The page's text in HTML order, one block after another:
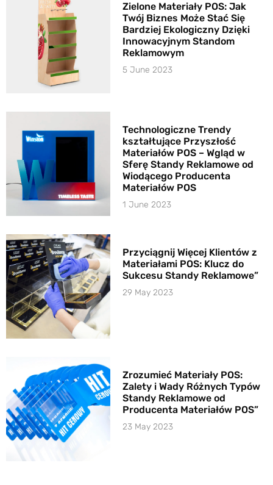
Zielone Materiały POS: Jak
Twój Biznes Może Stać Się
Bardziej Ekologiczny Dzięki
Innowacyjnym Standom
Reklamowym
5 June 2023
Technologiczne Trendy
kształtujące Przyszłość
Materiałów POS – Wgląd w
Sferę Standy Reklamowe od
Wiodącego Producenta
Materiałów POS
1 June 2023
Przyciągnij Więcej Klientów z
Materiałami POS: Klucz do
Sukcesu Standy Reklamowe”
29 May 2023
Zrozumieć Materiały POS:
Zalety i Wady Różnych Typów
Standy Reklamowe od
Producenta Materiałów POS”
23 May 2023